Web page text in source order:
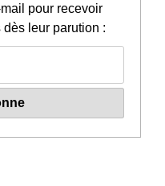
pour recevoir
leur parution :